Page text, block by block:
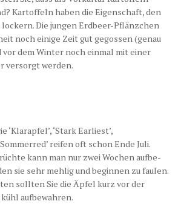
Kartoffeln haben die Eigenschaft, den
Die jungen Erdbeer-Pflänzchen
noch einige Zeit gut gegossen (genau
dem Winter noch einmal mit einer
versorgt werden.
‘Stark Earliest’,
reifen oft schon Ende Juli.
kann man nur zwei Wochen aufbe-
sie sehr mehlig und beginnen zu faulen.
sollten Sie die Äpfel kurz vor der
aufbewahren.